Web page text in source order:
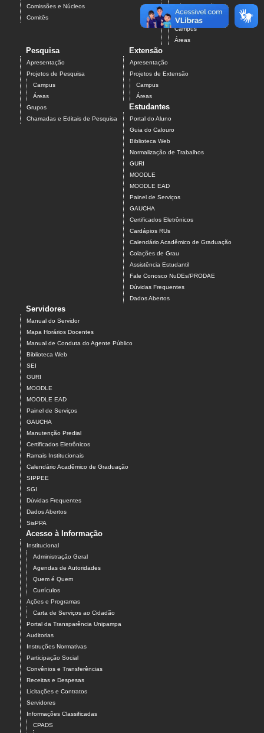
Comissões e Núcleos
Comitês
Pós-Graduação
Projetos
Campus
Áreas
Pesquisa
Apresentação
Projetos de Pesquisa
Campus
Áreas
Grupos
Chamadas e Editais de Pesquisa
Extensão
Apresentação
Projetos de Extensão
Campus
Áreas
Estudantes
Portal do Aluno
Guia do Calouro
Biblioteca Web
Normalização de Trabalhos
GURI
MOODLE
MOODLE EAD
Painel de Serviços
GAUCHA
Certificados Eletrônicos
Cardápios RUs
Calendário Acadêmico de Graduação
Colações de Grau
Assistência Estudantil
Fale Conosco NuDEs/PRODAE
Dúvidas Frequentes
Dados Abertos
Servidores
Manual do Servidor
Mapa Horários Docentes
Manual de Conduta do Agente Público
Biblioteca Web
SEI
GURI
MOODLE
MOODLE EAD
Painel de Serviços
GAUCHA
Manutenção Predial
Certificados Eletrônicos
Ramais Institucionais
Calendário Acadêmico de Graduação
SIPPEE
SGI
Dúvidas Frequentes
Dados Abertos
SisPPA
Acesso à Informação
Institucional
Administração Geral
Agendas de Autoridades
Quem é Quem
Currículos
Ações e Programas
Carta de Serviços ao Cidadão
Portal da Transparência Unipampa
Auditorias
Instruções Normativas
Participação Social
Convênios e Transferências
Receitas e Despesas
Licitações e Contratos
Servidores
Informações Classificadas
CPADS